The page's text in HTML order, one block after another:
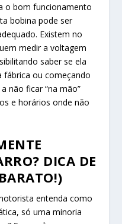
o bom funcionamento
bobina pode ser
Existem no
medir a voltagem
saber se ela
ou começando
não ficar “na mão”
e horários onde não
DICA DE
entenda como
só uma minoria